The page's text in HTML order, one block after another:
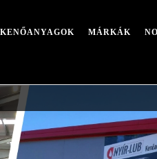
MÁRKÁK